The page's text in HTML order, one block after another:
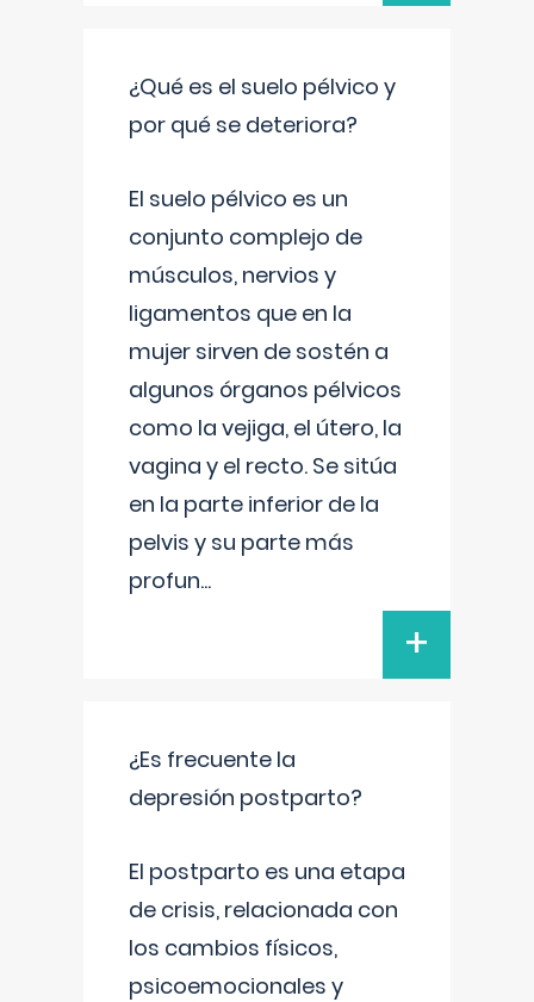
¿Qué es el suelo pélvico y
por qué se deteriora?
El suelo pélvico es un
conjunto complejo de
músculos, nervios y
ligamentos que en la
mujer sirven de sostén a
algunos órganos pélvicos
como la vejiga, el útero, la
vagina y el recto. Se sitúa
en la parte inferior de la
pelvis y su parte más
profun...
+
¿Es frecuente la
depresión postparto?
El postparto es una etapa
de crisis, relacionada con
los cambios físicos,
psicoemocionales y